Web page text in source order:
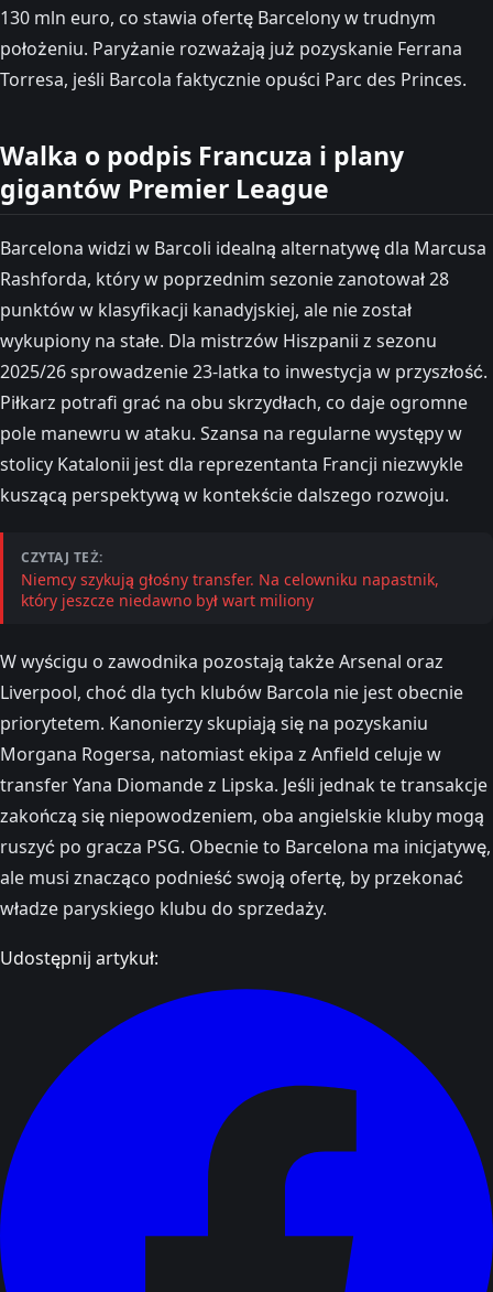
130 mln euro, co stawia ofertę Barcelony w trudnym
położeniu. Paryżanie rozważają już pozyskanie Ferrana
Torresa, jeśli Barcola faktycznie opuści Parc des Princes.
Walka o podpis Francuza i plany
gigantów Premier League
Barcelona widzi w Barcoli idealną alternatywę dla Marcusa
Rashforda, który w poprzednim sezonie zanotował 28
punktów w klasyfikacji kanadyjskiej, ale nie został
wykupiony na stałe. Dla mistrzów Hiszpanii z sezonu
2025/26 sprowadzenie 23-latka to inwestycja w przyszłość.
Piłkarz potrafi grać na obu skrzydłach, co daje ogromne
pole manewru w ataku. Szansa na regularne występy w
stolicy Katalonii jest dla reprezentanta Francji niezwykle
kuszącą perspektywą w kontekście dalszego rozwoju.
CZYTAJ TEŻ:
Niemcy szykują głośny transfer. Na celowniku napastnik,
który jeszcze niedawno był wart miliony
W wyścigu o zawodnika pozostają także Arsenal oraz
Liverpool, choć dla tych klubów Barcola nie jest obecnie
priorytetem. Kanonierzy skupiają się na pozyskaniu
Morgana Rogersa, natomiast ekipa z Anfield celuje w
transfer Yana Diomande z Lipska. Jeśli jednak te transakcje
zakończą się niepowodzeniem, oba angielskie kluby mogą
ruszyć po gracza PSG. Obecnie to Barcelona ma inicjatywę,
ale musi znacząco podnieść swoją ofertę, by przekonać
władze paryskiego klubu do sprzedaży.
Udostępnij artykuł: